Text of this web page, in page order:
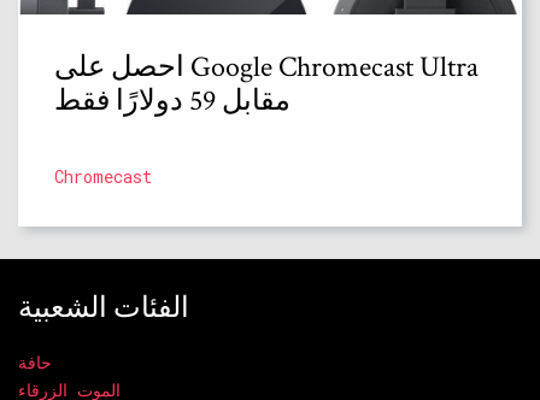
احصل على Google Chromecast Ultra
مقابل 59 دولارًا فقط
Chromecast
الفئات الشعبية
حافة
الموت الزرقاء